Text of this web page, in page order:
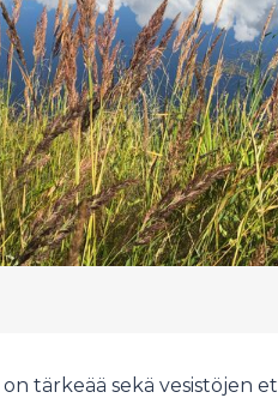
tärkeää sekä vesistöjen